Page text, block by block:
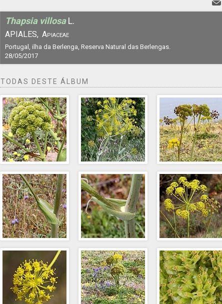
Thapsia villosa L.
APIALES, Apiaceae
Portugal, ilha da Berlenga, Reserva Natural das Berlengas.
28/05/2017
TODAS DESTE ÁLBUM